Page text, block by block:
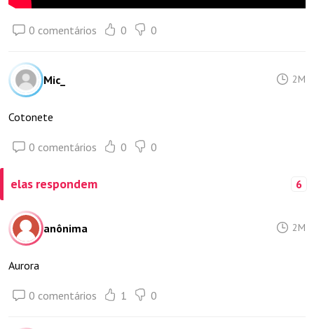
0 comentários 0 0
Mic_ 2M
Cotonete
0 comentários 0 0
elas respondem 6
anônima 2M
Aurora
0 comentários 1 0